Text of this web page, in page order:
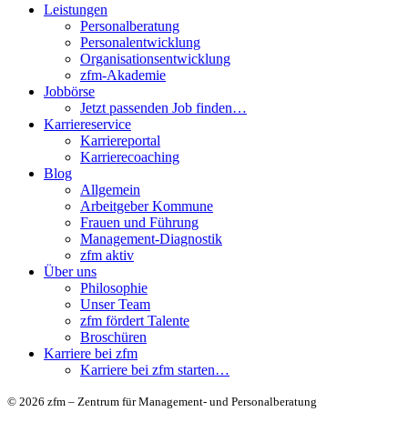
Leistungen
Personalberatung
Personalentwicklung
Organisationsentwicklung
zfm-Akademie
Jobbörse
Jetzt passenden Job finden…
Karriereservice
Karriereportal
Karrierecoaching
Blog
Allgemein
Arbeitgeber Kommune
Frauen und Führung
Management-Diagnostik
zfm aktiv
Über uns
Philosophie
Unser Team
zfm fördert Talente
Broschüren
Karriere bei zfm
Karriere bei zfm starten…
© 2026 zfm – Zentrum für Management- und Personalberatung